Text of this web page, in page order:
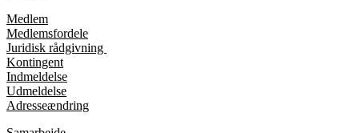
Medlem
Medlemsfordele
Juridisk rådgivning
Kontingent
Indmeldelse
Udmeldelse
Adresseændring